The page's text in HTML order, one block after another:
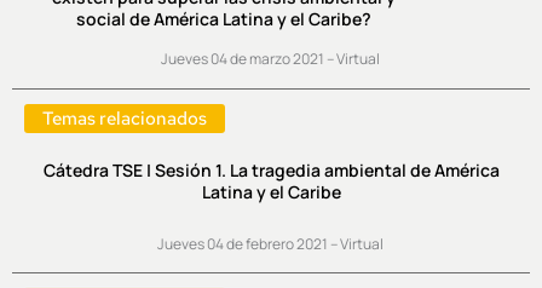
social de América Latina y el Caribe?
Jueves 04 de marzo 2021 – Virtual
Temas relacionados
Cátedra TSE | Sesión 1. La tragedia ambiental de América
Latina y el Caribe
Jueves 04 de febrero 2021 – Virtual